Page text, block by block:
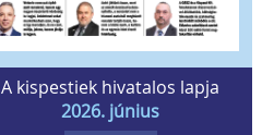
A kispestiek hivatalos lapja
2026. június